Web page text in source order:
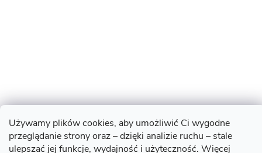
Używamy plików cookies, aby umożliwić Ci wygodne
przeglądanie strony oraz – dzięki analizie ruchu – stale
ulepszać jej funkcje, wydajność i użyteczność. Więcej